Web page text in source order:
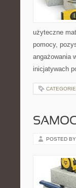
użyteczne
pomocy,
angażowania
inicjatywach
POSTED